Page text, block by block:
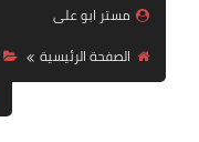
مستر ابو على
الصفحة الرئيسية